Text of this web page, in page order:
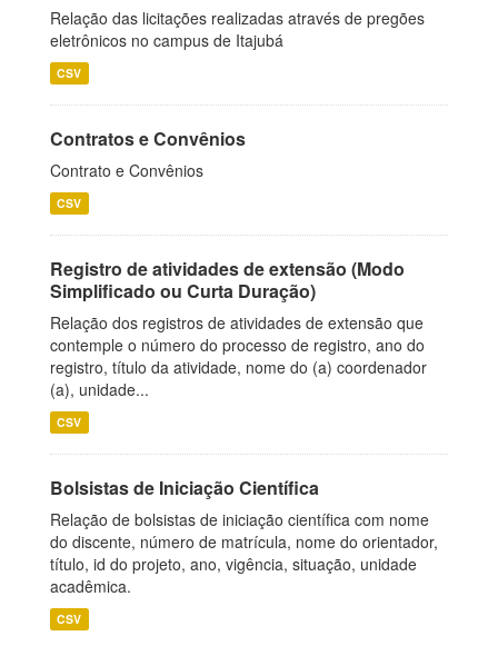
Relação das licitações realizadas através de pregões
eletrônicos no campus de Itajubá
CSV
Contratos e Convênios
Contrato e Convênios
CSV
Registro de atividades de extensão (Modo
Simplificado ou Curta Duração)
Relação dos registros de atividades de extensão que
contemple o número do processo de registro, ano do
registro, título da atividade, nome do (a) coordenador
(a), unidade...
CSV
Bolsistas de Iniciação Científica
Relação de bolsistas de iniciação científica com nome
do discente, número de matrícula, nome do orientador,
título, id do projeto, ano, vigência, situação, unidade
acadêmica.
CSV